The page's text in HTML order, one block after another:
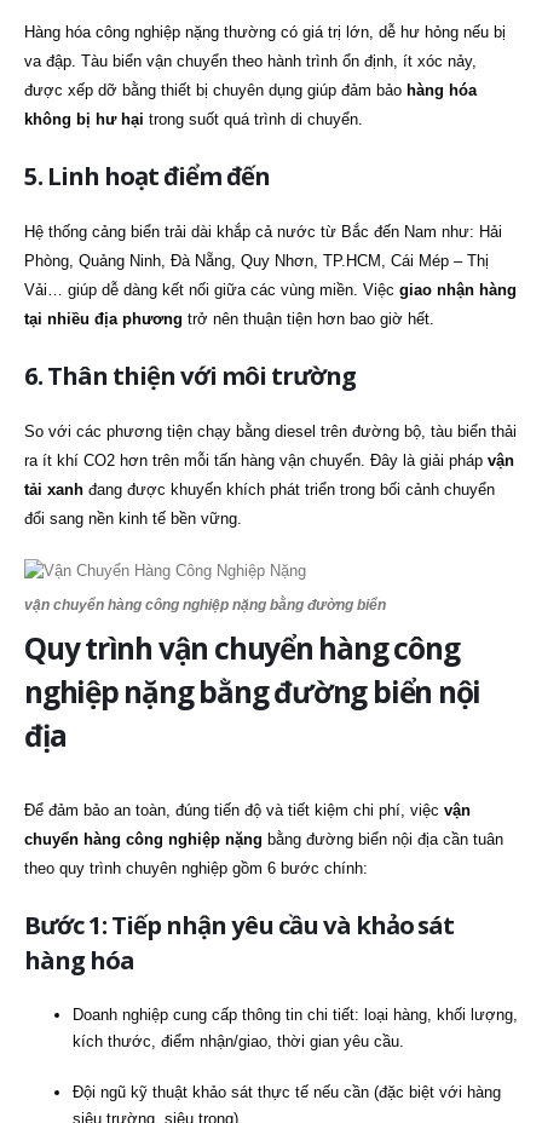
Hàng hóa công nghiệp nặng thường có giá trị lớn, dễ hư hỏng nếu bị
va đập. Tàu biển vận chuyển theo hành trình ổn định, ít xóc nảy,
được xếp dỡ bằng thiết bị chuyên dụng giúp đảm bảo hàng hóa
không bị hư hại trong suốt quá trình di chuyển.
5. Linh hoạt điểm đến
Hệ thống cảng biển trải dài khắp cả nước từ Bắc đến Nam như: Hải
Phòng, Quảng Ninh, Đà Nẵng, Quy Nhơn, TP.HCM, Cái Mép – Thị
Vải… giúp dễ dàng kết nối giữa các vùng miền. Việc giao nhận hàng
tại nhiều địa phương trở nên thuận tiện hơn bao giờ hết.
6. Thân thiện với môi trường
So với các phương tiện chạy bằng diesel trên đường bộ, tàu biển thải
ra ít khí CO2 hơn trên mỗi tấn hàng vận chuyển. Đây là giải pháp vận
tải xanh đang được khuyến khích phát triển trong bối cảnh chuyển
đổi sang nền kinh tế bền vững.
vận chuyển hàng công nghiệp nặng bằng đường biển
Quy trình vận chuyển hàng công
nghiệp nặng bằng đường biển nội
địa
Để đảm bảo an toàn, đúng tiến độ và tiết kiệm chi phí, việc vận
chuyển hàng công nghiệp nặng bằng đường biển nội địa cần tuân
theo quy trình chuyên nghiệp gồm 6 bước chính:
Bước 1: Tiếp nhận yêu cầu và khảo sát
hàng hóa
Doanh nghiệp cung cấp thông tin chi tiết: loại hàng, khối lượng,
kích thước, điểm nhận/giao, thời gian yêu cầu.
Đội ngũ kỹ thuật khảo sát thực tế nếu cần (đặc biệt với hàng
siêu trường, siêu trọng).